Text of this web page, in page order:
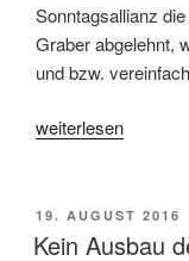
Sonntagsallianz
Graber abgelehnt,
und bzw.
«Sonntagsruhe
weiterlesen
VERÖFFENTLICHT
AM
19. AUGUST 2016
Kein Ausbau